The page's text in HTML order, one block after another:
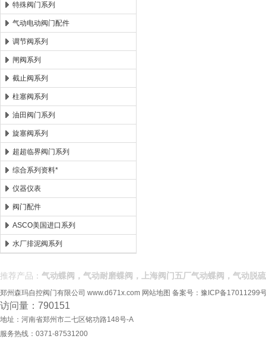
特殊阀门系列
气动电动阀门配件
调节阀系列
闸阀系列
截止阀系列
柱塞阀系列
油田阀门系列
旋塞阀系列
超超临界阀门系列
综合系列资料*
仪器仪表
阀门配件
ASCO美国进口系列
水厂排泥阀系列
推荐产品： 气动蝶阀，气动耐磨蝶阀，上海阀门五厂气动蝶阀，气动脱
郑州森玛自控阀门有限公司 www.d671x.com 网站地图 备案号： 豫ICP备17011299
访问量：790151
地址：河南省郑州市二七区铭功路148号-A
服务热线：0371-87531200